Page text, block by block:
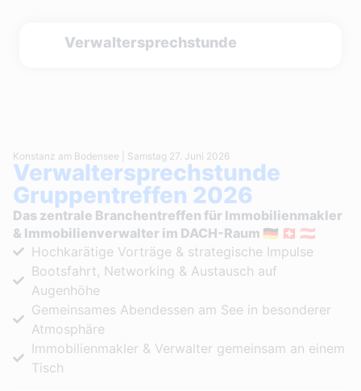
Verwaltersprechstunde
Konstanz am Bodensee | Samstag 27. Juni 2026
Verwaltersprechstunde
Gruppentreffen 2026
Das zentrale Branchentreffen für Immobilienmakler
& Immobilienverwalter im DACH-Raum 🇩🇪 🇨🇭 🇦🇹
Hochkarätige Vorträge & strategische Impulse
Bootsfahrt, Networking & Austausch auf
Augenhöhe
Gemeinsames Abendessen am See in besonderer
Atmosphäre
Immobilienmakler & Verwalter gemeinsam an einem
Tisch